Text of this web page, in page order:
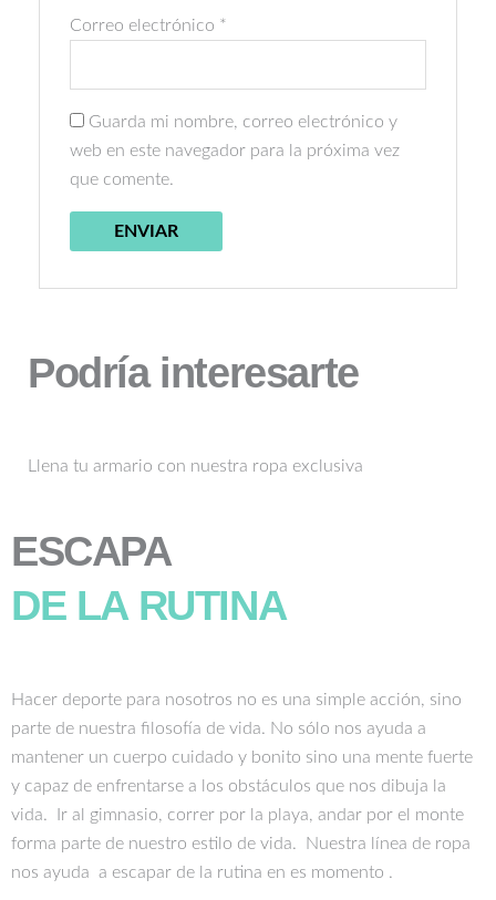
Correo electrónico *
Guarda mi nombre, correo electrónico y
web en este navegador para la próxima vez
que comente.
Podría interesarte
Llena tu armario con nuestra ropa exclusiva
ESCAPA
DE LA RUTINA
Hacer deporte para nosotros no es una simple acción, sino
parte de nuestra filosofía de vida. No sólo nos ayuda a
mantener un cuerpo cuidado y bonito sino una mente fuerte
y capaz de enfrentarse a los obstáculos que nos dibuja la
vida. Ir al gimnasio, correr por la playa, andar por el monte
forma parte de nuestro estilo de vida. Nuestra línea de ropa
nos ayuda a escapar de la rutina en es momento .